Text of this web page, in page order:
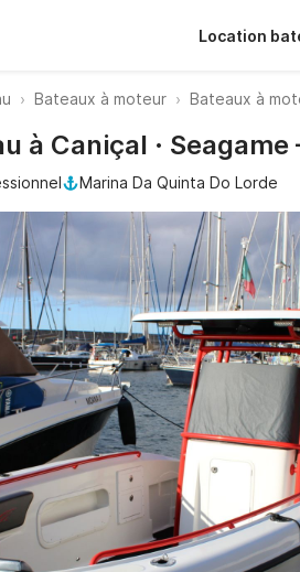
Location
Bateaux à moteur Bateaux à
à Caniçal ·
Marina Da Quinta Do Lorde